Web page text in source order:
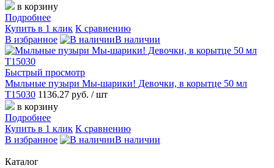
в корзину
Подробнее
Купить в 1 клик К сравнению
В избранное
В наличии
Быстрый просмотр
Мыльные пузыри Мы-шарики! Девочки, в корытце 50 мл
Т15030 1136.27 руб. / шт
в корзину
Подробнее
Купить в 1 клик К сравнению
В избранное
В наличии
Каталог